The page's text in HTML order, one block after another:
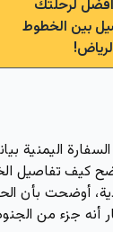
لرحلتك
بين الخطوط
اليمنية
كيف تفاصيل
أوضحت بأن
أنه جزء من